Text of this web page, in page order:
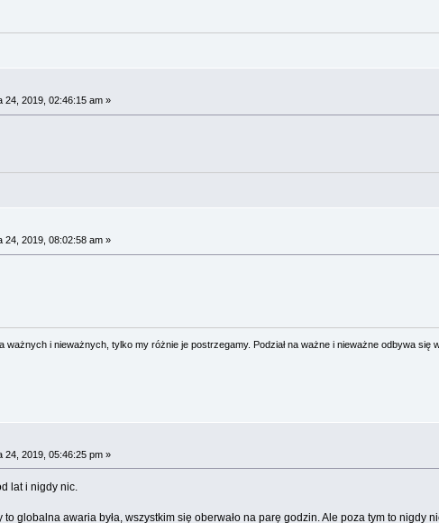
24, 2019, 02:46:15 am »
24, 2019, 08:02:58 am »
i nieważnych, tylko my różnie je postrzegamy. Podział na ważne i nieważne odbywa się
24, 2019, 05:46:25 pm »
lat i nigdy nic.
globalna awaria była, wszystkim się oberwało na parę godzin. Ale poza tym to nigdy